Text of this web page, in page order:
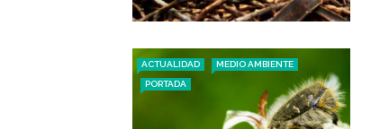
ACTUALIDAD
MEDIO AMBIENTE
PORTADA